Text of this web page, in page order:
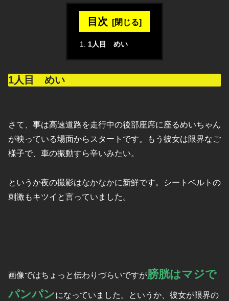
目次
1人目 めい
1人目 めい
さて、事は高速道路を走行中の後部座席に座るめいちゃん
が映っている場面からスタートです。もう彼女は限界なご
様子で、車の振動すら辛いみたい。
というか夜の撮影はなかなかに新鮮です。シートベルトの
刺激もキツイと言っていました。
画像ではちょっと伝わりづらいですが膀胱はマジで
パンパンになっていました。というか、彼女が限界の